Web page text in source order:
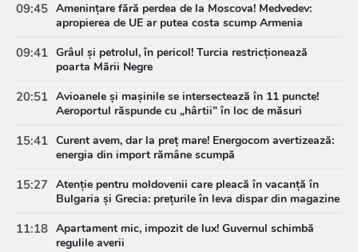
09:45 Amenințare fără perdea de la Moscova! Medvedev:
apropierea de UE ar putea costa scump Armenia
09:41 Grâul și petrolul, în pericol! Turcia restricționează
poarta Mării Negre
20:51 Avioanele și mașinile se intersectează în 11 puncte!
Aeroportul răspunde cu „hârtii” în loc de măsuri
15:41 Curent avem, dar la preț mare! Energocom avertizează:
energia din import rămâne scumpă
15:27 Atenție pentru moldovenii care pleacă în vacanță în
Bulgaria și Grecia: prețurile în leva dispar din magazine
11:18 Apartament mic, impozit de lux! Guvernul schimbă
regulile averii